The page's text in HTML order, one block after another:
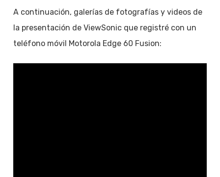
A continuación, galerías de fotografías y videos de
la presentación de ViewSonic que registré con un
teléfono móvil Motorola Edge 60 Fusion: